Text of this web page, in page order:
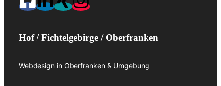
Hof / Fichtelgebirge / Oberfranken
Webdesign in Oberfranken & Umgebung